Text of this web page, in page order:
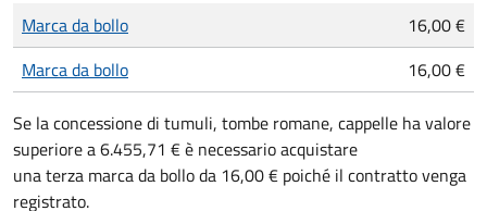
Tipo di pagamento
Importo
Marca da bollo
16,00 €
Marca da bollo
16,00 €
Se la concessione di tumuli, tombe romane, cappelle ha valore
superiore a 6.455,71 € è necessario acquistare
una terza marca da bollo da 16,00 € poiché il contratto venga
registrato.